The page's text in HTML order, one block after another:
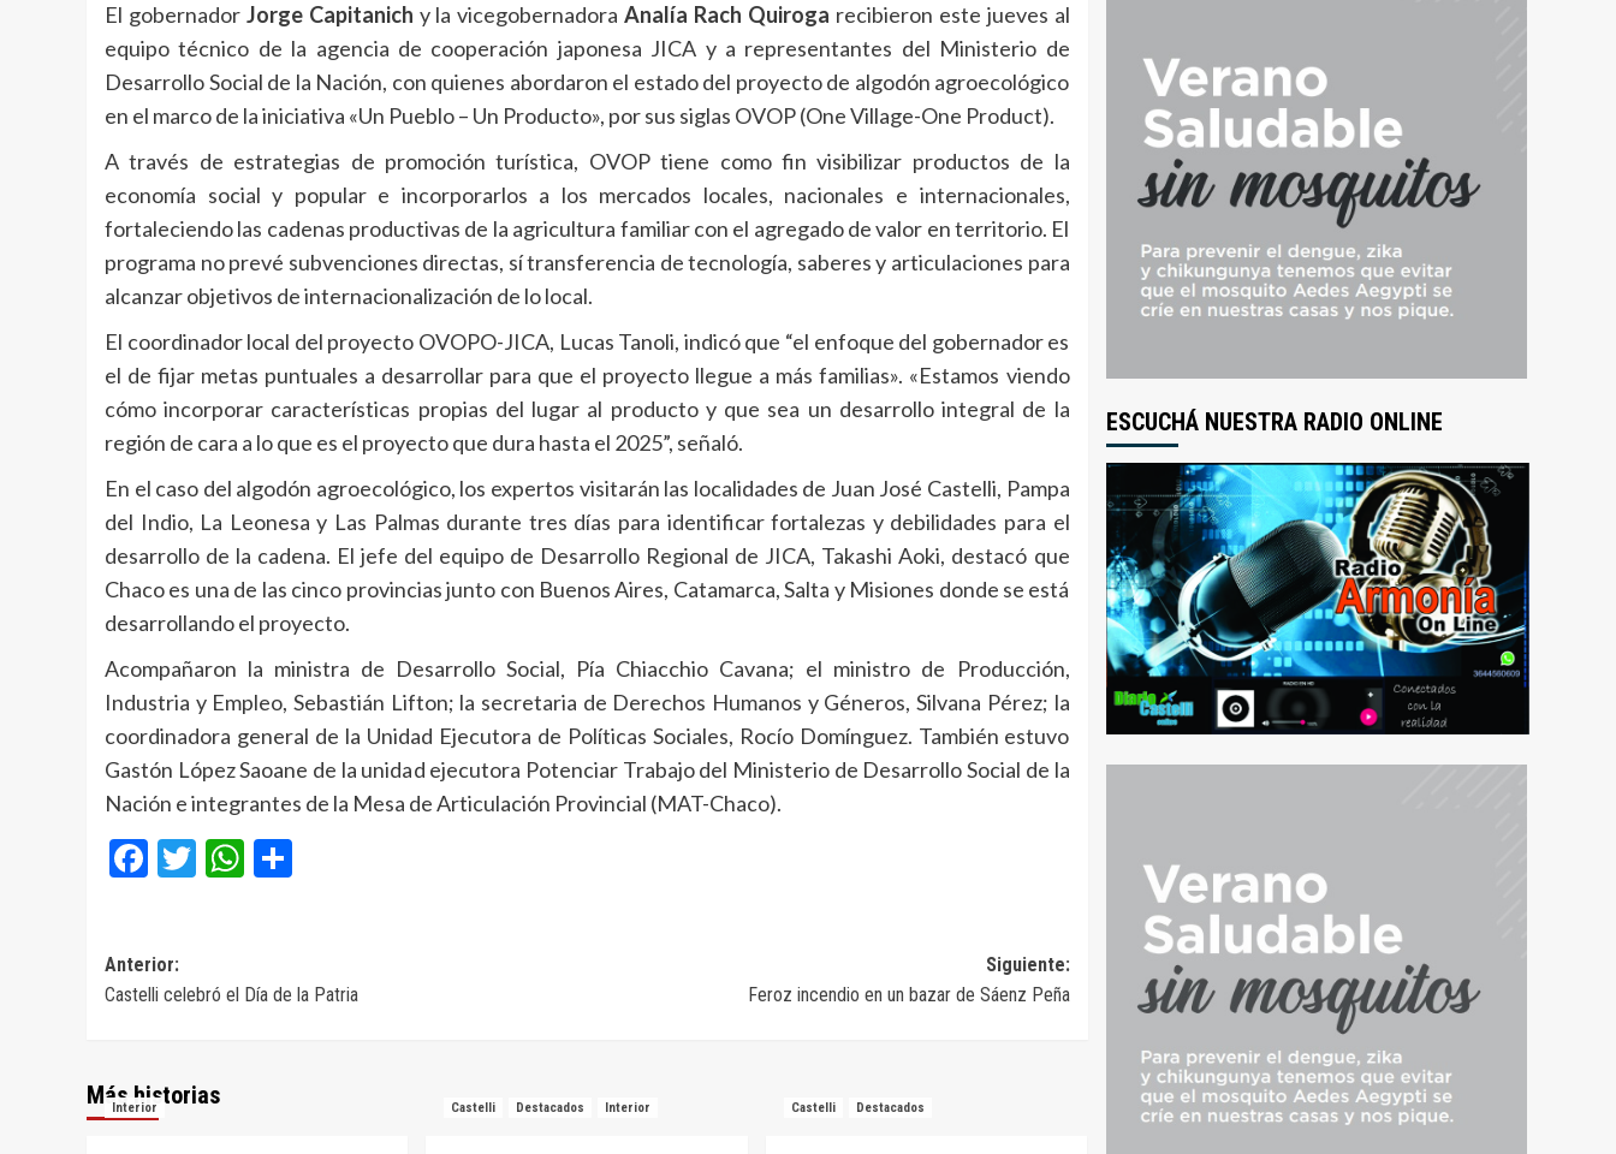
El gobernador Jorge Capitanich y la vicegobernadoraAnalía Rach Quiroga recibieron este jueves al
equipo técnico de la agencia de cooperación japonesa JICA y a representantes del Ministerio de
Desarrollo Social de la Nación, con quienes abordaron el estado del proyecto de algodón agroecológico
en el marco de la iniciativa «Un Pueblo – Un Producto», por sus siglas OVOP (One Village-One Product).
A través de estrategias de promoción turística, OVOP tiene como fin visibilizar productos de la
economía social y popular e incorporarlos a los mercados locales, nacionales e internacionales,
fortaleciendo las cadenas productivas de la agricultura familiar con el agregado de valor en territorio. El
programa no prevé subvenciones directas, sí transferencia de tecnología, saberes y articulaciones para
alcanzar objetivos de internacionalización de lo local.
El coordinador local del proyecto OVOPO-JICA, Lucas Tanoli, indicó que “el enfoque del gobernador es
el de fijar metas puntuales a desarrollar para que el proyecto llegue a más familias». «Estamos viendo
cómo incorporar características propias del lugar al producto y que sea un desarrollo integral de la
región de cara a lo que es el proyecto que dura hasta el 2025”, señaló.
En el caso del algodón agroecológico, los expertos visitarán las localidades de Juan José Castelli, Pampa
del Indio, La Leonesa y Las Palmas durante tres días para identificar fortalezas y debilidades para el
desarrollo de la cadena. El jefe del equipo de Desarrollo Regional de JICA, Takashi Aoki, destacó que
Chaco es una de las cinco provincias junto con Buenos Aires, Catamarca, Salta y Misiones donde se está
desarrollando el proyecto.
Acompañaron la ministra de Desarrollo Social, Pía Chiacchio Cavana; el ministro de Producción,
Industria y Empleo, Sebastián Lifton; la secretaria de Derechos Humanos y Géneros, Silvana Pérez; la
coordinadora general de la Unidad Ejecutora de Políticas Sociales, Rocío Domínguez. También estuvo
Gastón López Saoane de la unidad ejecutora Potenciar Trabajo del Ministerio de Desarrollo Social de la
Nación e integrantes de la Mesa de Articulación Provincial (MAT-Chaco).
Facebook
TwitterWhatsApp
Navegación
de
Anterior:
Castelli celebró el Día de la Patria
Siguiente:
Feroz incendio en un bazar de Sáenz Peña
Más historias
Interior Castelli Destacados Interior Castelli Destacados
ESCUCHÁ NUESTRA RADIO ONLINE